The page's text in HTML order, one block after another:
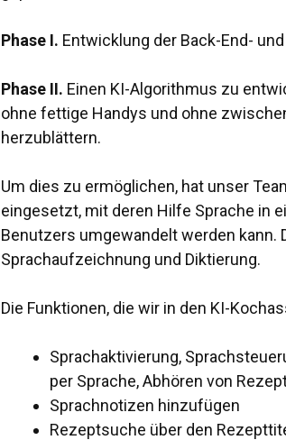
Phase I. Entwicklung der Back-End-
Phase II. Einen KI-Algorithmus zu
ohne fettige Handys und ohne
herzublättern.
Um dies zu ermöglichen, hat unser
eingesetzt, mit deren Hilfe Sprache in
Benutzers umgewandelt werden
Sprachaufzeichnung und Diktierung.
Die Funktionen, die wir in den KI-
Sprachaktivierung,
per Sprache, Abhören von
Sprachnotizen hinzufügen
Rezeptsuche über den